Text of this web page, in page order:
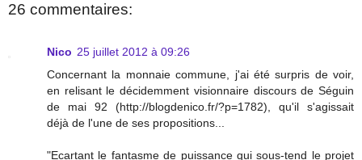
26 commentaires:
Nico 25 juillet 2012 à 09:26
Concernant la monnaie commune, j'ai été surpris de voir,
en relisant le décidemment visionnaire discours de Séguin
de mai 92 (http://blogdenico.fr/?p=1782), qu'il s'agissait
déjà de l'une de ses propositions...
"Ecartant le fantasme de puissance qui sous-tend le projet